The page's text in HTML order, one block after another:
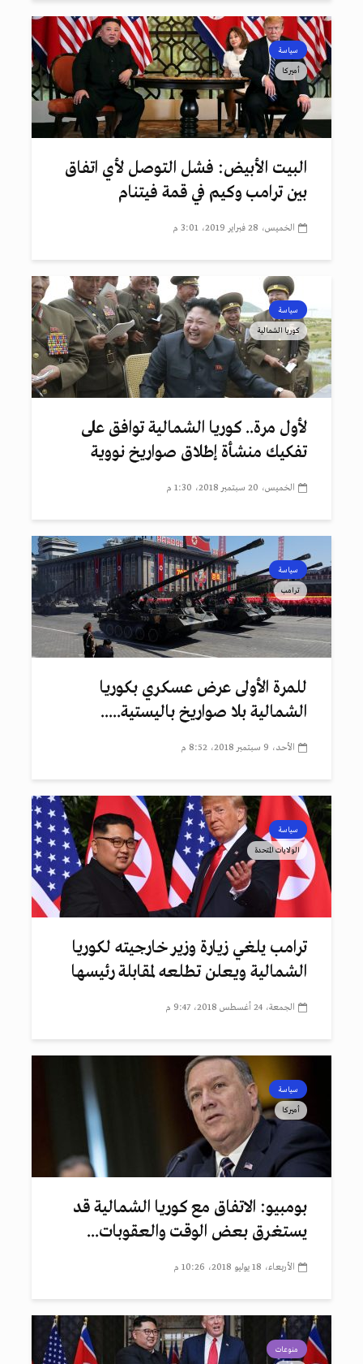
سياسة
أميركا
البيت الأبيض: فشل التوصل لأي اتفاق
بين ترامب وكيم في قمة فيتنام
الخميس، 28 فبراير 2019، 3:01 م
سياسة
كوريا الشمالية
لأول مرة.. كوريا الشمالية توافق على
تفكيك منشأة إطلاق صواريخ نووية
الخميس، 20 سبتمبر 2018، 1:30 م
سياسة
ترامب
للمرة الأولى عرض عسكري بكوريا
الشمالية بلا صواريخ باليستية.....
الأحد، 9 سبتمبر 2018، 8:52 م
سياسة
الولايات المتحدة
ترامب يلغي زيارة وزير خارجيته لكوريا
الشمالية ويعلن تطلعه لمقابلة رئيسها
الجمعة، 24 أغسطس 2018، 9:47 م
سياسة
أميركا
بومبيو: الاتفاق مع كوريا الشمالية قد
يستغرق بعض الوقت والعقوبات...
الأربعاء، 18 يوليو 2018، 10:26 م
منوعات